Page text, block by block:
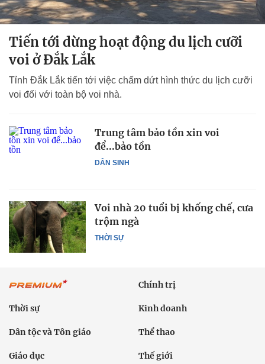
Tiến tới dừng hoạt động du lịch cưỡi
voi ở Đắk Lắk
Tỉnh Đắk Lắk tiến tới việc chấm dứt hình thức du lịch cưỡi
voi đối với toàn bộ voi nhà.
DÂN SINH
Trung tâm bảo tồn xin voi
để...bảo tồn
THỜI SỰ
Voi nhà 20 tuổi bị khống chế, cưa
trộm ngà
Chính trị
Thời sự Kinh doanh
Dân tộc và Tôn giáo Thể thao
Giáo dục Thế giới